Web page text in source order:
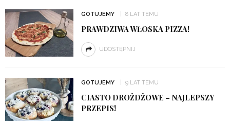
GOTUJEMY 8 LAT TEMU
PRAWDZIWA WŁOSKA PIZZA!
UDOSTĘPNIJ
GOTUJEMY 9 LAT TEMU
CIASTO DROŻDŻOWE – NAJLEPSZY
PRZEPIS!